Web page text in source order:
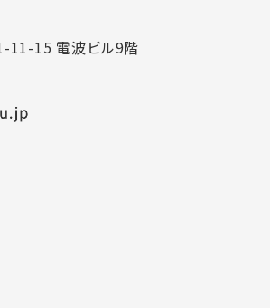
11-15 電波ビル9階